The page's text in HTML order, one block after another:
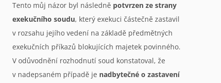
Tento můj názor byl následně potvrzen ze strany
exekučního soudu, který exekuci částečně zastavil
v rozsahu jejího vedení na základě předmětných
exekučních příkazů blokujících majetek povinného.
V odůvodnění rozhodnutí soud konstatoval, že
v nadepsaném případě je nadbytečné o zastavení